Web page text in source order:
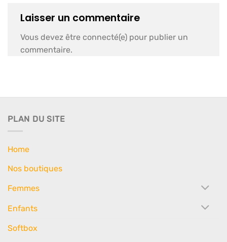
Laisser un commentaire
Vous devez être connecté(e) pour publier un
commentaire.
PLAN DU SITE
Home
Nos boutiques
Femmes
Enfants
Softbox